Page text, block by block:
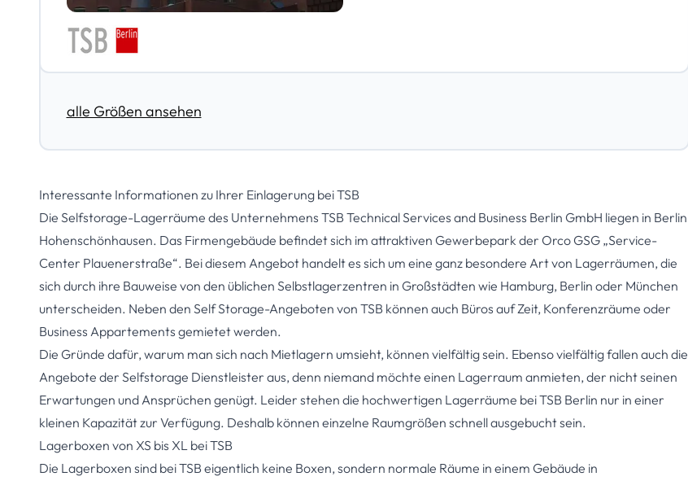
alle Größen ansehen
Interessante Informationen zu Ihrer Einlagerung bei TSB
Die Selfstorage-Lagerräume des Unternehmens TSB Technical Services and Business Berlin GmbH liegen in Berlin
Hohenschönhausen. Das Firmengebäude befindet sich im attraktiven Gewerbepark der Orco GSG „Service-
Center Plauenerstraße“. Bei diesem Angebot handelt es sich um eine ganz besondere Art von Lagerräumen, die
sich durch ihre Bauweise von den üblichen Selbstlagerzentren in Großstädten wie Hamburg, Berlin oder München
unterscheiden. Neben den Self Storage-Angeboten von TSB können auch Büros auf Zeit, Konferenzräume oder
Business Appartements gemietet werden.
Die Gründe dafür, warum man sich nach Mietlagern umsieht, können vielfältig sein. Ebenso vielfältig fallen auch die
Angebote der Selfstorage Dienstleister aus, denn niemand möchte einen Lagerraum anmieten, der nicht seinen
Erwartungen und Ansprüchen genügt. Leider stehen die hochwertigen Lagerräume bei TSB Berlin nur in einer
kleinen Kapazität zur Verfügung. Deshalb können einzelne Raumgrößen schnell ausgebucht sein.
Lagerboxen von XS bis XL bei TSB
Die Lagerboxen sind bei TSB eigentlich keine Boxen, sondern normale Räume in einem Gebäude in